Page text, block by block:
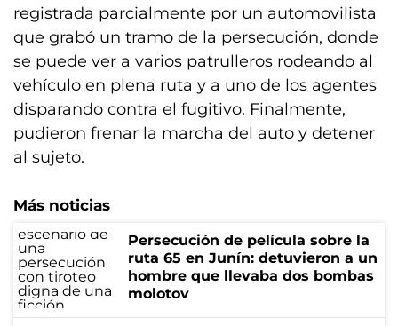
registrada parcialmente por un automovilista
que grabó un tramo de la persecución, donde
se puede ver a varios patrulleros rodeando al
vehículo en plena ruta y a uno de los agentes
disparando contra el fugitivo. Finalmente,
pudieron frenar la marcha del auto y detener
al sujeto.
Más noticias
Persecución de película sobre la
ruta 65 en Junín: detuvieron a un
hombre que llevaba dos bombas
molotov